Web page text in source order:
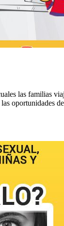
las familias
oportunidades